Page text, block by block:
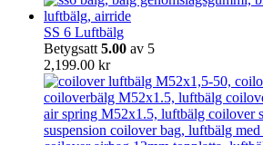
SS 6 Luftbälg
Betygsatt 5.00 av 5
2,199.00 kr